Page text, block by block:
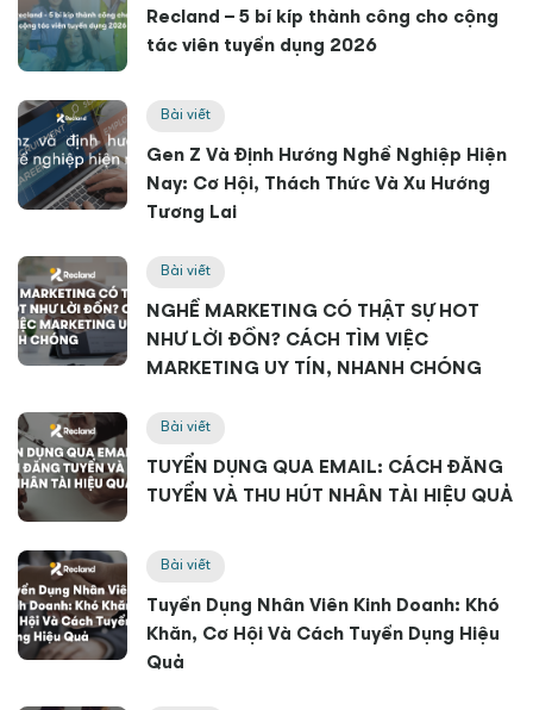
Recland – 5 bí kíp thành công cho cộng
tác viên tuyển dụng 2026
Bài viết
Gen Z Và Định Hướng Nghề Nghiệp Hiện
Nay: Cơ Hội, Thách Thức Và Xu Hướng
Tương Lai
Bài viết
NGHỀ MARKETING CÓ THẬT SỰ HOT
NHƯ LỜI ĐỒN? CÁCH TÌM VIỆC
MARKETING UY TÍN, NHANH CHÓNG
Bài viết
TUYỂN DỤNG QUA EMAIL: CÁCH ĐĂNG
TUYỂN VÀ THU HÚT NHÂN TÀI HIỆU QUẢ
Bài viết
Tuyển Dụng Nhân Viên Kinh Doanh: Khó
Khăn, Cơ Hội Và Cách Tuyển Dụng Hiệu
Quả